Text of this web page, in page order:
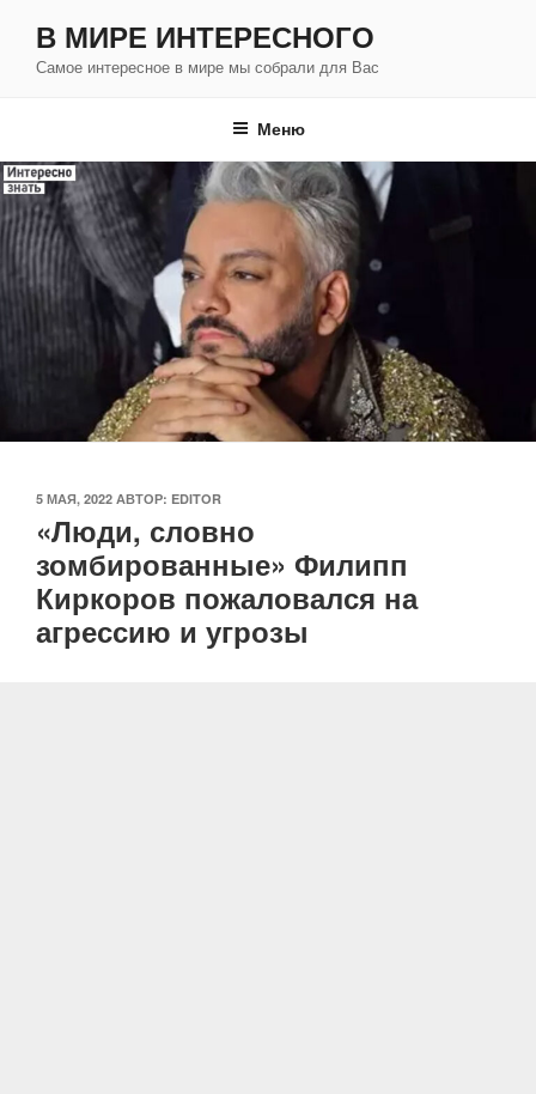
содержимому
В МИРЕ ИНТЕРЕСНОГО
Самое интересное в мире мы собрали для Вас
Меню
ОПУБЛИКОВАНО
5 МАЯ, 2022 АВТОР: EDITOR
«Люди, словно
зомбированные» Филипп
Киркоров пожаловался на
агрессию и угрозы